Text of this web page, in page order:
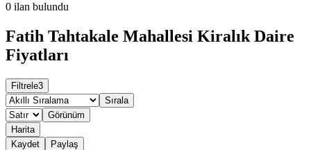
0 ilan bulundu
Fatih Tahtakale Mahallesi Kiralık Daire
Fiyatları
Filtrele3
Sırala
Görünüm
Harita
Kaydet
Paylaş